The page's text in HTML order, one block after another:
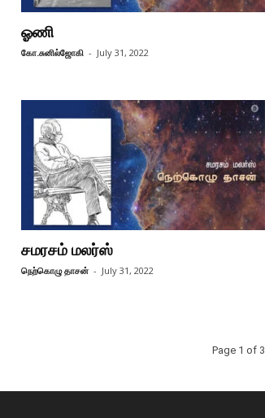
ஓணி
கோ.சுனில்ஜோகி - July 31, 2022
சமரசம் மலர்ஸ்
நெற்கொழு தாசன் - July 31, 2022
Page 1 of 3